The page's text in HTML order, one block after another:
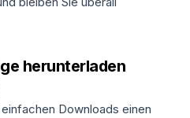
herunterladen
Downloads einen